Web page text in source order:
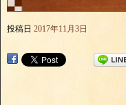
投稿日 2017年11月3日